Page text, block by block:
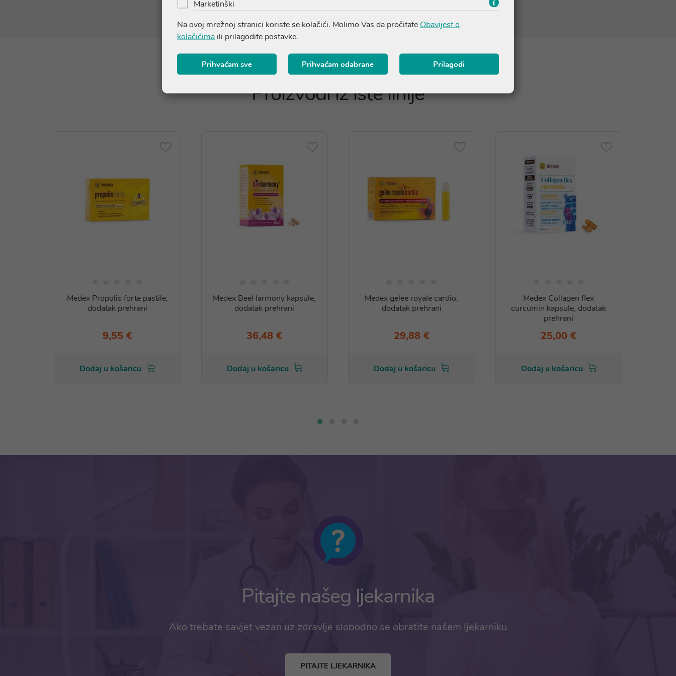
Proizvodi iz iste linije
Medex Propolis forte pastile,
dodatak prehrani
9,55 €
Dodaj u košaricu
Medex BeeHarmony kapsule,
dodatak prehrani
36,48 €
Dodaj u košaricu
Medex gelee royale cardio,
dodatak prehrani
29,88 €
Dodaj u košaricu
Medex Collagen flex
curcumin kapsule, dodatak
prehrani
25,00 €
Dodaj u košaricu
Pitajte našeg ljekarnika
Ako trebate savjet vezan uz zdravlje slobodno se obratite našem ljekarniku
PITAJTE LJEKARNIKA
Marketinški
Na ovoj mrežnoj stranici koriste se kolačići. Molimo Vas da pročitateObavijest o
kolačićima ili prilagodite postavke.
Prihvaćam sve Prihvaćam odabrane Prilagodi